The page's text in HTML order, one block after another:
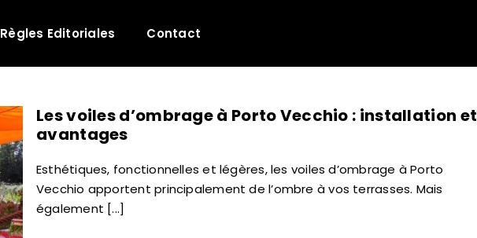
Règles Editoriales Contact
Les voiles d’ombrage à Porto Vecchio : installation et
avantages
Esthétiques, fonctionnelles et légères, les voiles d’ombrage à Porto
Vecchio apportent principalement de l’ombre à vos terrasses. Mais
également [...]